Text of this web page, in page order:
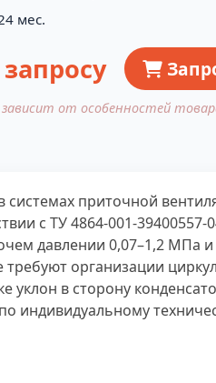
мес.
зависит от особенностей
приточной
с ТУ 4864-001-39400557-
давлении 0,07–1,2 МПа и
организации
в сторону
индивидуальному